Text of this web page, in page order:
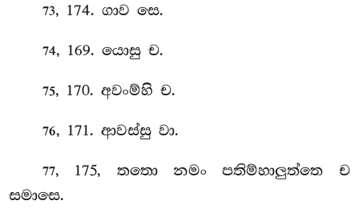
73, 174. ගාව සෙ.
74, 169. යොසු ච.
75, 170. අවංම්හි ච.
76, 171. ආවස්සු වා.
77, 175, තතො නමං පතිම්හාලුත්තෙ ච
සමාසෙ.